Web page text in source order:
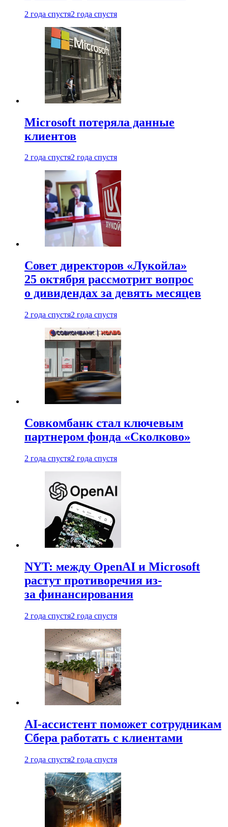
2 года спустя2 года спустя
Microsoft потеряла данные
клиентов
2 года спустя2 года спустя
Совет директоров «Лукойла»
25 октября рассмотрит вопрос
о дивидендах за девять месяцев
2 года спустя2 года спустя
Совкомбанк стал ключевым
партнером фонда «Сколково»
2 года спустя2 года спустя
NYT: между OpenAI и Microsoft
растут противоречия из-
за финансирования
2 года спустя2 года спустя
AI-ассистент поможет сотрудникам
Сбера работать с клиентами
2 года спустя2 года спустя